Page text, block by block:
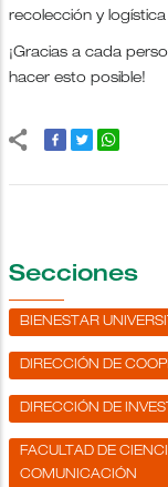
recolección y
¡Gracias a cada
hacer esto posible!
Secciones
BIENESTAR
DIRECCIÓN DE
DIRECCIÓN DE
FACULTAD DE
COMUNICACIÓN